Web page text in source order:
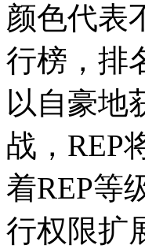
颜色代表
行榜，排
以自豪地
战，REP
着REP等
行权限扩